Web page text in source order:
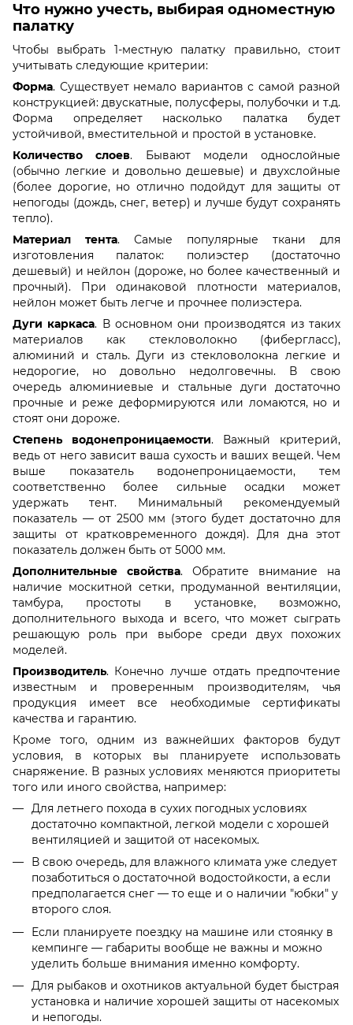
Что нужно учесть, выбирая одноместную
палатку
Чтобы выбрать 1-местную палатку правильно, стоит
учитывать следующие критерии:
Форма. Существует немало вариантов с самой разной
конструкцией: двускатные, полусферы, полубочки и т.д.
Форма определяет насколько палатка будет
устойчивой, вместительной и простой в установке.
Количество слоев. Бывают модели однослойные
(обычно легкие и довольно дешевые) и двухслойные
(более дорогие, но отлично подойдут для защиты от
непогоды (дождь, снег, ветер) и лучше будут сохранять
тепло).
Материал тента. Самые популярные ткани для
изготовления палаток: полиэстер (достаточно
дешевый) и нейлон (дороже, но более качественный и
прочный). При одинаковой плотности материалов,
нейлон может быть легче и прочнее полиэстера.
Дуги каркаса. В основном они производятся из таких
материалов как стекловолокно (фибергласс),
алюминий и сталь. Дуги из стекловолокна легкие и
недорогие, но довольно недолговечны. В свою
очередь алюминиевые и стальные дуги достаточно
прочные и реже деформируются или ломаются, но и
стоят они дороже.
Степень водонепроницаемости. Важный критерий,
ведь от него зависит ваша сухость и ваших вещей. Чем
выше показатель водонепроницаемости, тем
соответственно более сильные осадки может
удержать тент. Минимальный рекомендуемый
показатель — от 2500 мм (этого будет достаточно для
защиты от кратковременного дождя). Для дна этот
показатель должен быть от 5000 мм.
Дополнительные свойства. Обратите внимание на
наличие москитной сетки, продуманной вентиляции,
тамбура, простоты в установке, возможно,
дополнительного выхода и всего, что может сыграть
решающую роль при выборе среди двух похожих
моделей.
Производитель. Конечно лучше отдать предпочтение
известным и проверенным производителям, чья
продукция имеет все необходимые сертификаты
качества и гарантию.
Кроме того, одним из важнейших факторов будут
условия, в которых вы планируете использовать
снаряжение. В разных условиях меняются приоритеты
того или иного свойства, например:
Для летнего похода в сухих погодных условиях
достаточно компактной, легкой модели с хорошей
вентиляцией и защитой от насекомых.
В свою очередь, для влажного климата уже следует
позаботиться о достаточной водостойкости, а если
предполагается снег — то еще и о наличии "юбки" у
второго слоя.
Если планируете поездку на машине или стоянку в
кемпинге — габариты вообще не важны и можно
уделить больше внимания именно комфорту.
Для рыбаков и охотников актуальной будет быстрая
установка и наличие хорошей защиты от насекомых
и непогоды.